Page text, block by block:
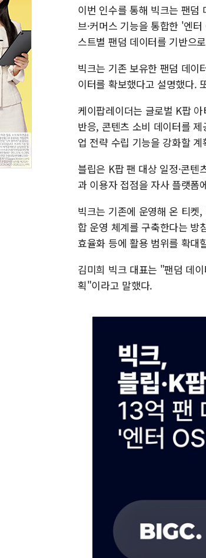
이번 인수를 통해 빅크는 팬덤
브·커머스 기능을 통합한 '
스트별 팬덤 데이터를 기반으
빅크는 기존 보유한 팬덤 데이
이터를 확보했다고 설명했다.
케이팝레이더는 글로벌 K팝
반응, 콘텐츠 소비 데이터를
업 전략 수립 기능을 강화할 계
블립은 K팝 팬 대상 일정·콘
과 이용자 접점을 자사 플랫폼
빅크는 기존에 운영해 온 티켓
합 운영 체계를 구축한다는 방
효율화 등에 활용 범위를 확대
김미희 빅크 대표는 "팬덤 데
획"이라고 말했다.